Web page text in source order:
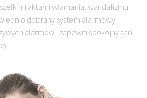
aktami włamania, wandalizmu
dobrany system alarmowy
alarmów i zapewni spokojny sen